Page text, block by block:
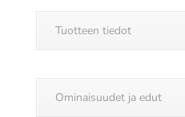
Tuotteen tiedot
Ominaisuudet ja edut